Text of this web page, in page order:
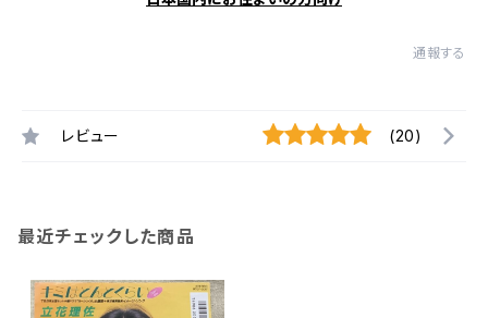
通報する
レビュー (20)
最近チェックした商品